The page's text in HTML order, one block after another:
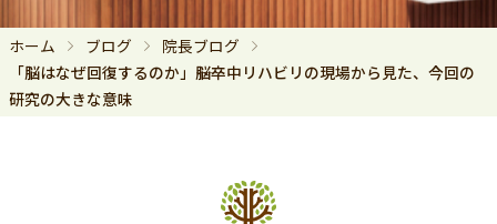
ホーム ブログ
院長ブログ
「脳はなぜ回復するのか」――脳卒中リハビリの現場から見た、今回の
研究の大きな意味